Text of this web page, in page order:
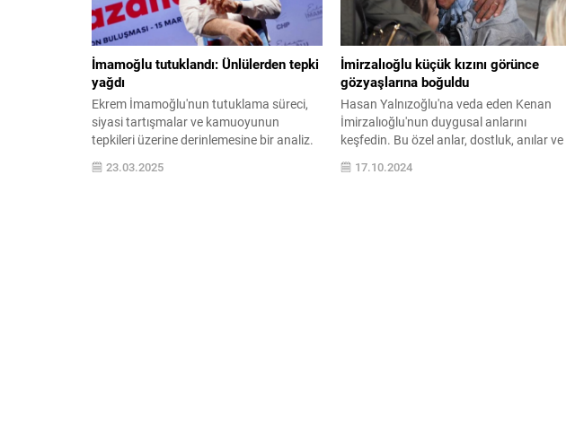
İmamoğlu tutuklandı: Ünlülerden tepki
yağdı
Ekrem İmamoğlu'nun tutuklama süreci,
siyasi tartışmalar ve kamuoyunun
tepkileri üzerine derinlemesine bir analiz.
Olayların arka planı, kamu algısı ve
toplumsal etkileri hakkında bilgilendirici
23.03.2025
İmirzalıoğlu küçük kızını görünce
gözyaşlarına boğuldu
Hasan Yalnızoğlu'na veda eden Kenan
İmirzalıoğlu'nun duygusal anlarını
keşfedin. Bu özel anlar, dostluk, anılar ve
kaybın getirdiği duygularla dolu. Kenan'ın
içten duygularını ve veda anını
17.10.2024